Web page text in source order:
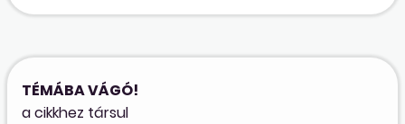
TÉMÁBA VÁGÓ!
a cikkhez társul